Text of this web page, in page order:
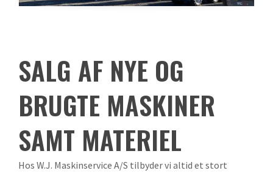
SALG AF NYE OG
BRUGTE MASKINER
SAMT MATERIEL
Hos W.J. Maskinservice A/S tilbyder vi altid et stort